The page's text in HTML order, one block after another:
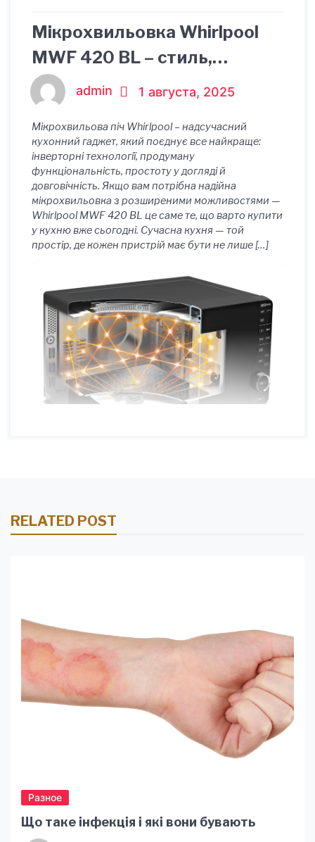
Мікрохвильовка Whirlpool
MWF 420 BL – стиль,
інтелект, зручність на кухні
admin 1 августа, 2025
Мікрохвильова піч Whirlpool – надсучасний
кухонний гаджет, який поєднує все найкраще:
інверторні технології, продуману
функціональність, простоту у догляді й
довговічність. Якщо вам потрібна надійна
мікрохвильовка з розширеними можливостями —
Whirlpool MWF 420 BL це саме те, що варто купити
у кухню вже сьогодні. Сучасна кухня — той
простір, де кожен пристрій має бути не лише […]
RELATED POST
Разное
Що таке інфекція і які вони бувають